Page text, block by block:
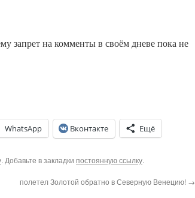
запрет на комменты в своём дневе пока не
WhatsApp Вконтакте Ещё
. Добавьте в закладки постоянную ссылку.
полетел Золотой обратно в Северную Венецию! →